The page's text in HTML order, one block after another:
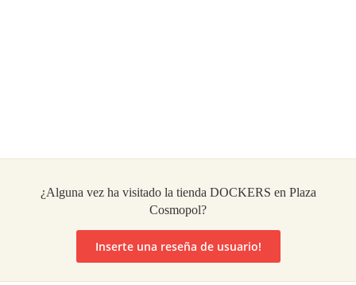
¿Alguna vez ha visitado la tienda DOCKERS en Plaza
Cosmopol?
Inserte una reseña de usuario!